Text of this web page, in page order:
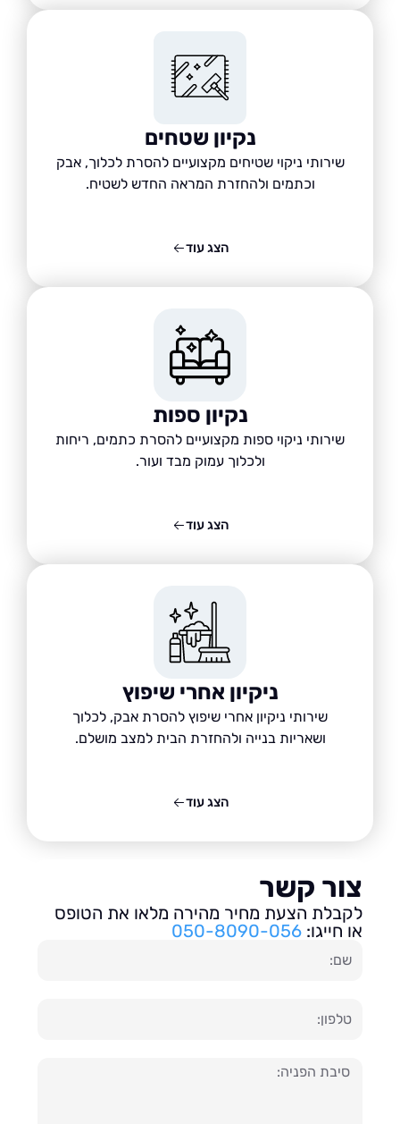
נקיון שטחים
שירותי ניקוי שטיחים מקצועיים להסרת לכלוך, אבק
וכתמים ולהחזרת המראה החדש לשטיח.
נקיון ספות
שירותי ניקוי ספות מקצועיים להסרת כתמים, ריחות
ולכלוך עמוק מבד ועור.
ניקיון אחרי שיפוץ
שירותי ניקיון אחרי שיפוץ להסרת אבק, לכלוך
ושאריות בנייה ולהחזרת הבית למצב מושלם.
קשר
הצעת מחיר מהירה מלאו את הטופס
חייגו:050-8090-056